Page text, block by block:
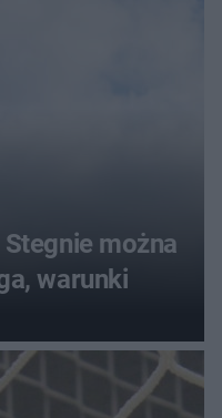
można
warunki